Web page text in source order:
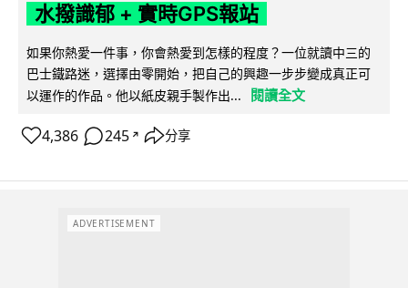
水撥識郁 + 實時GPS報站
如果你熱愛一件事，你會熱愛到怎樣的程度？一位就讀中三的
巴士鐵路迷，選擇由零開始，把自己的興趣一步步變成真正可
以運作的作品。他以紙皮親手製作出...
閱讀全文
4,386 245 ↗ 分享
ADVERTISEMENT